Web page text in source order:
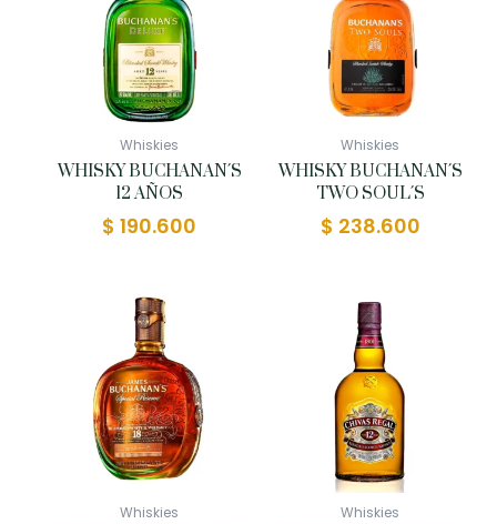
Whiskies
WHISKY BUCHANAN´S
12 AÑOS
$ 190.600
Whiskies
WHISKY BUCHANAN´S
TWO SOUL´S
$ 238.600
Whiskies Whiskies